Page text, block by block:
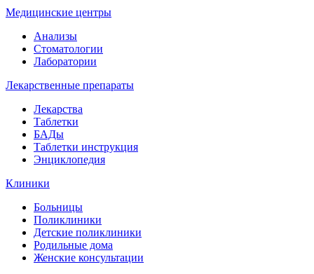
Медицинские центры
Анализы
Стоматологии
Лаборатории
Лекарственные препараты
Лекарства
Таблетки
БАДы
Таблетки инструкция
Энциклопедия
Клиники
Больницы
Поликлиники
Детские поликлиники
Родильные дома
Женские консультации